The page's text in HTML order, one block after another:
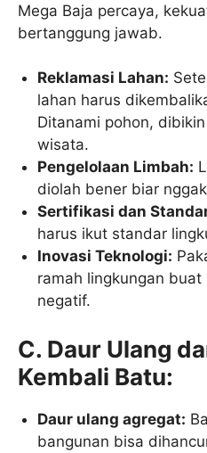
Mega Baja percaya,
bertanggung jawab.
Reklamasi Lahan:
lahan harus
Ditanami pohon,
wisata.
Pengelolaan Limbah:
diolah bener biar
Sertifikasi dan
harus ikut standar
Inovasi Teknologi:
ramah lingkungan
negatif.
C. Daur Ulang
Kembali Batu:
Daur ulang agregat:
bangunan bisa